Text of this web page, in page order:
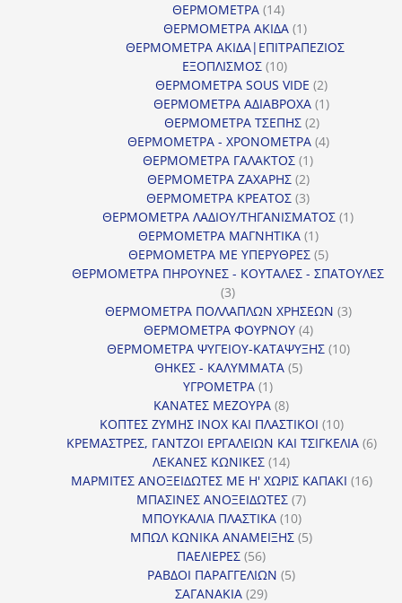
ΘΕΡΜΟΜΕΤΡΑ 1414
προϊόντα
ΘΕΡΜΟΜΕΤΡΑ ΑΚΙΔΑ 11
προϊόν
ΘΕΡΜΟΜΕΤΡΑ ΑΚΙΔΑ|ΕΠΙΤΡΑΠΕΖΙΟΣ
ΕΞΟΠΛΙΣΜΟΣ 1010
προϊόντα
ΘΕΡΜΟΜΕΤΡΑ SOUS VIDE 22
προϊόντα
ΘΕΡΜΟΜΕΤΡΑ ΑΔΙΑΒΡΟΧΑ 11
ΘΕΡΜΟΜΕΤΡΑ ΤΣΕΠΗΣ 22
προϊόντα
ΘΕΡΜΟΜΕΤΡΑ - ΧΡΟΝΟΜΕΤΡΑ 44
ΘΕΡΜΟΜΕΤΡΑ ΓΑΛΑΚΤΟΣ 11
προϊόν
ΘΕΡΜΟΜΕΤΡΑ ΖΑΧΑΡΗΣ 22
προϊόντα
ΘΕΡΜΟΜΕΤΡΑ ΚΡΕΑΤΟΣ 33
προϊόντα
ΘΕΡΜΟΜΕΤΡΑ ΛΑΔΙΟΥ/ΤΗΓΑΝΙΣΜΑΤΟΣ 11
ΘΕΡΜΟΜΕΤΡΑ ΜΑΓΝΗΤΙΚΑ 11
προϊόν
ΘΕΡΜΟΜΕΤΡΑ ΜΕ ΥΠΕΡΥΘΡΕΣ 55
προϊόντα
ΘΕΡΜΟΜΕΤΡΑ ΠΗΡΟΥΝΕΣ - ΚΟΥΤΑΛΕΣ - ΣΠΑΤΟΥΛΕΣ
33
προϊόντα
ΘΕΡΜΟΜΕΤΡΑ ΠΟΛΛΑΠΛΩΝ ΧΡΗΣΕΩΝ 33
ΘΕΡΜΟΜΕΤΡΑ ΦΟΥΡΝΟΥ 44
προϊόντα
ΘΕΡΜΟΜΕΤΡΑ ΨΥΓΕΙΟΥ-ΚΑΤΑΨΥΞΗΣ 1010
ΘΗΚΕΣ - ΚΑΛΥΜΜΑΤΑ 55
ΥΓΡΟΜΕΤΡΑ 11
προϊόν
ΚΑΝΑΤΕΣ ΜΕΖΟΥΡΑ 88
προϊόντα
ΚΟΠΤΕΣ ΖΥΜΗΣ INOX ΚΑΙ ΠΛΑΣΤΙΚΟΙ 1010
προϊόντα
ΚΡΕΜΑΣΤΡΕΣ, ΓΑΝΤΖΟΙ ΕΡΓΑΛΕΙΩΝ ΚΑΙ ΤΣΙΓΚΕΛΙΑ 66
ΛΕΚΑΝΕΣ ΚΩΝΙΚΕΣ 1414
προϊόντα
ΜΑΡΜΙΤΕΣ ΑΝΟΞΕΙΔΩΤΕΣ ΜΕ Η' ΧΩΡΙΣ ΚΑΠΑΚΙ 1616
ΜΠΑΣΙΝΕΣ ΑΝΟΞΕΙΔΩΤΕΣ 77
ΜΠΟΥΚΑΛΙΑ ΠΛΑΣΤΙΚΑ 1010
προϊόντα
ΜΠΩΛ ΚΩΝΙΚΑ ΑΝΑΜΕΙΞΗΣ 55
ΠΑΕΛΙΕΡΕΣ 5656
προϊόντα
ΡΑΒΔΟΙ ΠΑΡΑΓΓΕΛΙΩΝ 55
ΣΑΓΑΝΑΚΙΑ 2929